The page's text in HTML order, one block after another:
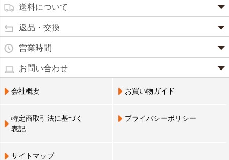
強心剤
目薬
水虫薬
痔の薬
口中薬
尿トラブル
鎮 静 薬
カルシウム
クロレラ
コラーゲン
ビフィズス
ビタミンC
ご利用いただけます。
代金引換
宅配員に現金でお支払いください。手数料100円。
3,240円(税込)以上で手数料無料です。※ご注文者
のご住所とお届け先のご住所が 異なる場合はご利
営業員支払い
商品は日本郵便にて発送致します。
通常2～4営業日以内に発送致します。 メーカー取り寄せ商
品、土日祝日、年末年始、弊社の休業日をはさむ場合は、4
～5営業日以上かかる場合もございます。
(営業日カレンダー参照)
※現在、救急箱・乳製品宅配をご利用のお客様は、担当営業
員によるお届けとさせていただきます。
送料について
通常商品
北海道・沖縄800円
送料無料
営業員お届け 送料無料
返品・交換
・お届け商品の交換・返品をご希望の場合は、
週間以内にメールまたはお電話にてご連絡ください。
・お客様のご都合による交換・返品の場合、送料はお客様負
担となります。また返金の際にかかる振込手数料はお客様の
ご負担となります。
・商品の返品による返金につきましては、商品代金のみの返
金とさせていただきます。商品発送時の送料は返金となりま
※次の商品のお取り替え・返品は、原則としてお受けできま
営業時間
・営業時間は、9：00～17：00
となっております。（※土日祝祭日を除く）
・お電話でのご連絡は営業時間内にお願い致します。
お問い合わせ
電話でのお問い合わせ(平日9:00～17:00)
0798-33-9985
会社概要 お買い物ガイド
特定商取引法に基づく
表記
プライバシーポリシー
サイトマップ